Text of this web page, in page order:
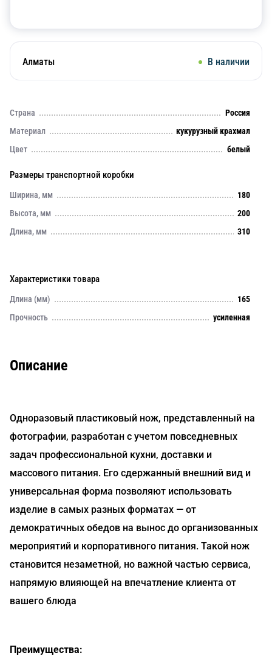
Алматы В наличии
Страна
Россия
Материал
кукурузный крахмал
Цвет
белый
Размеры транспортной коробки
Ширина, мм
180
Высота, мм
200
Длина, мм
310
Характеристики товара
Длина (мм)
165
Прочность
усиленная
Описание
Одноразовый пластиковый нож, представленный на
фотографии, разработан с учетом повседневных
задач профессиональной кухни, доставки и
массового питания. Его сдержанный внешний вид и
универсальная форма позволяют использовать
изделие в самых разных форматах — от
демократичных обедов на вынос до организованных
мероприятий и корпоративного питания. Такой нож
становится незаметной, но важной частью сервиса,
напрямую влияющей на впечатление клиента от
вашего блюда
Преимущества: